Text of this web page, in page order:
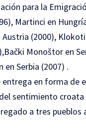
para la
Martinci en
(2000),
Monoštor en
en Serbia (2007) .
entrega en forma
sentimiento
a tres